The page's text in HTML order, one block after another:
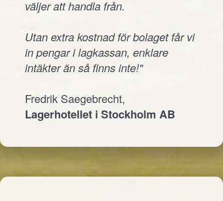
väljer att handla från.
Utan extra kostnad för bolaget får vi
in pengar i lagkassan, enklare
intäkter än så finns inte!"
Fredrik Saegebrecht,
Lagerhotellet i Stockholm AB